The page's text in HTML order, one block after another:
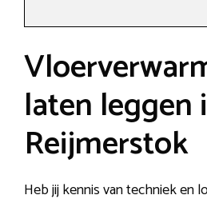
laten leggen
Reijmerstok
Heb jij kennis van techniek en